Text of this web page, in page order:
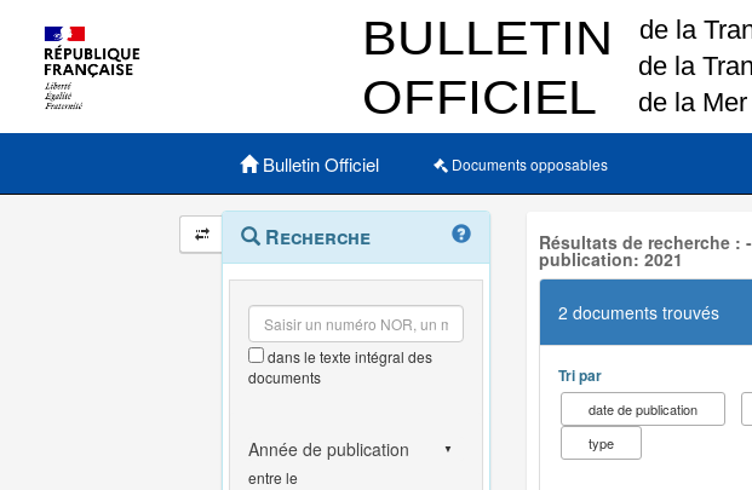
Menu principal
Bulletin Officiel Documents opposables
Navigation
et
outils
annexes
Menu
contextuel
Recherche
dans le texte intégral des
documents
entre le
Résultats de recherche :
publication: 2021
2 documents trouvés
Tri par
date de publication
type